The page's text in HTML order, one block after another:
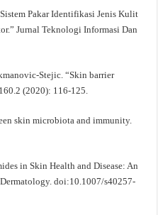
Pakar Identifikasi Jenis Kulit
Jurnal Teknologi Informasi Dan
“Skin barrier
(2020): 116-125.
skin microbiota and immunity.
in Skin Health and Disease: An
doi:10.1007/s40257-